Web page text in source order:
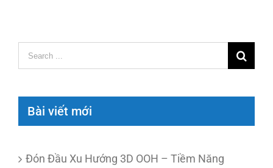
Search
for:
Bài viết mới
Đón Đầu Xu Hướng 3D OOH – Tiềm Năng